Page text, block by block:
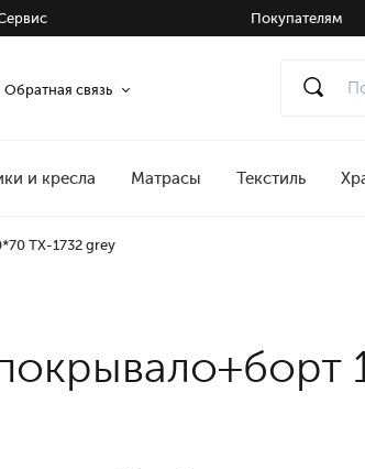
Покупателям
Обратная связь
и кресла Матрасы Текстиль
TX-1732 grey